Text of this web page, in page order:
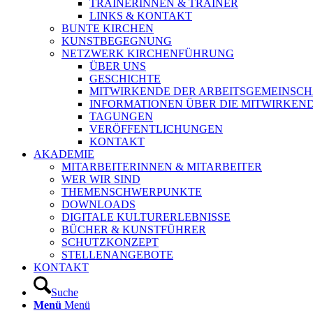
TRAINERINNEN & TRAINER
LINKS & KONTAKT
BUNTE KIRCHEN
KUNSTBEGEGNUNG
NETZWERK KIRCHENFÜHRUNG
ÜBER UNS
GESCHICHTE
MITWIRKENDE DER
INFORMATIONEN ÜBER DIE
TAGUNGEN
VERÖFFENTLICHUNGEN
KONTAKT
AKADEMIE
MITARBEITERINNEN & MITARBEITER
WER WIR SIND
THEMENSCHWERPUNKTE
DOWNLOADS
DIGITALE KULTURERLEBNISSE
BÜCHER & KUNSTFÜHRER
SCHUTZKONZEPT
STELLENANGEBOTE
KONTAKT
Suche
Menü Menü